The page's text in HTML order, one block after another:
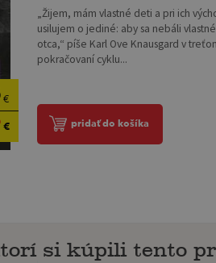
€
€
„Žijem, mám vlastné deti a pri ich
usilujem o jediné: aby sa nebáli
otca,“ píše Karl Ove Knausgard v
pokračovaní cyklu...
pridať do košíka
si kúpili tento